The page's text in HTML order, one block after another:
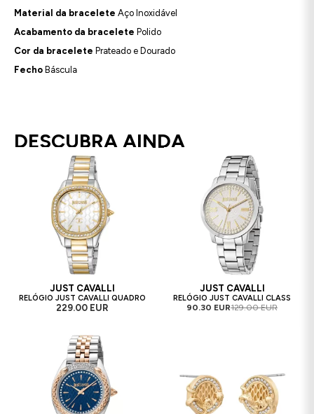
Material da bracelete Aço Inoxidável
Acabamento da bracelete Polido
Cor da bracelete Prateado e Dourado
Fecho Báscula
DESCUBRA AINDA
JUST CAVALLI
RELÓGIO JUST CAVALLI QUADRO
229.00 EUR
JUST CAVALLI
RELÓGIO JUST CAVALLI CLASS
90.30 EUR129.00 EUR